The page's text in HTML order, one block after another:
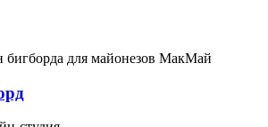
бигборда для майонезов МакМай